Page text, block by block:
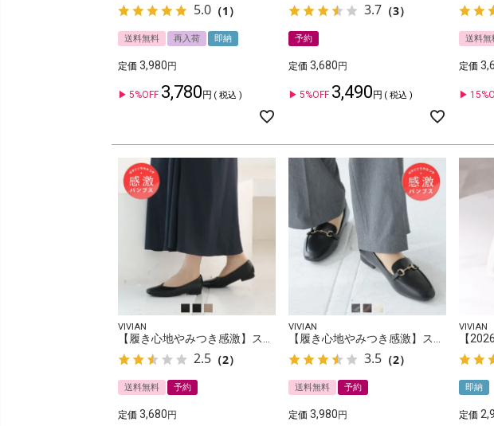
5.0 （1）
送料無料 再入荷 即納
定価 3,980
5%OFF 3,780 税込
3.7 （3）
予約
定価 3,680
5%OFF 3,490 税込
送料無
定価
VIVIAN
2.5 （2）
送料無料 予約
定価 3,680
VIVIAN
3.5 （2）
送料無料 予約
定価 3,980
VIVIAN
即納
定価